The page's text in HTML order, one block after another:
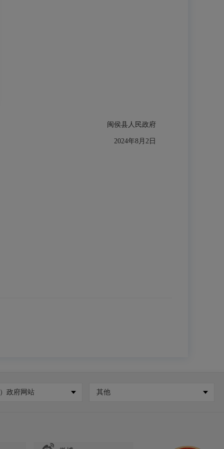
闽侯县人民政府
2024年8月2日
政府网站 其他